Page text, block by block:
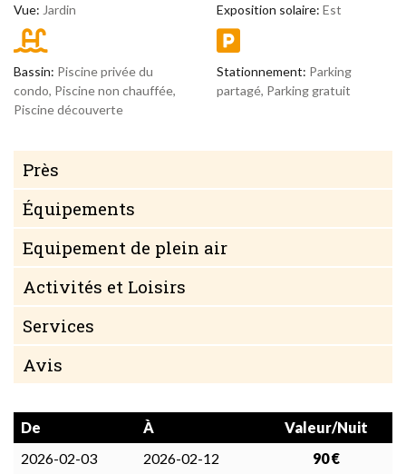
Vue: Jardin Exposition solaire: Est
Bassin: Piscine privée du
condo, Piscine non chauffée,
Piscine découverte
Stationnement: Parking
partagé, Parking gratuit
Près
Équipements
Equipement de plein air
Activités et Loisirs
Services
Avis
De À
Valeur/Nuit
2026-02-03
2026-02-12
90 €